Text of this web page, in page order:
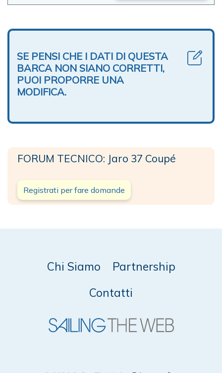
SE PENSI CHE I DATI DI QUESTA
BARCA NON SIANO CORRETTI,
PUOI PROPORRE UNA
MODIFICA.
FORUM TECNICO: Jaro 37 Coupé
Registrati per fare domande
Chi Siamo
Partnership
Contatti